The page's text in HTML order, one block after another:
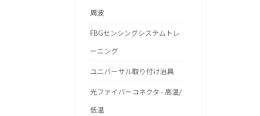
周波
FBGセンシングシステムトレ
ーニング
ユニバーサル取り付け治具
光ファイバーコネクタ - 高温/
低温